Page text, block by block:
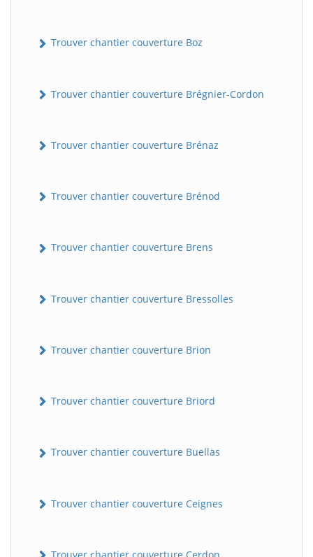
Trouver chantier couverture Boz
Trouver chantier couverture Brégnier-Cordon
Trouver chantier couverture Brénaz
Trouver chantier couverture Brénod
Trouver chantier couverture Brens
Trouver chantier couverture Bressolles
Trouver chantier couverture Brion
Trouver chantier couverture Briord
Trouver chantier couverture Buellas
Trouver chantier couverture Ceignes